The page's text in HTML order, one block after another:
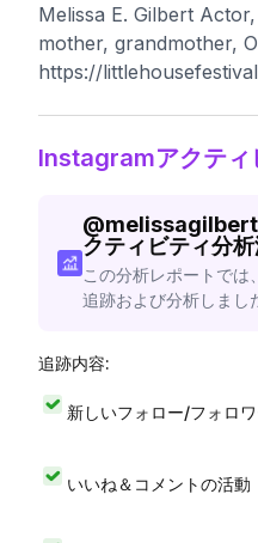
Melissa E. Gilbert
mother, grandmother,
https://
Instagramアクティ
@
クティビティ分
この分析レポートで
追跡および分析しまし
追跡内容:
新しいフォロー/フォロ
いいね＆コメントの活動